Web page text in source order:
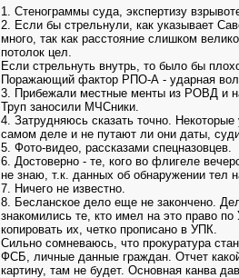
1. Стенограммы суда, экспертизу
2. Если бы стрельнули, как указывает
много, так как расстояние слишком
потолок цел.
Если стрельнуть внутрь, то было бы
Поражающий фактор РПО-А - ударная
3. Прибежали местные менты из РОВД и
Труп заносили МЧСники.
4. Затрудняюсь сказать точно.
самом деле и не путают ли они даты,
5. Фото-видео, рассказами спецназовцев.
6. Достоверно - те, кого во флигеле
не знаю, т.к. данных об обнаружении тел
7. Ничего не известно.
8. Бесланское дело еще не закончено.
знакомились те, кто имел на это право
копировать их, четко прописано в УПК.
Сильно сомневаюсь, что прокуратура
ФСБ, личные данные граждан. Отчет
картину, там не будет. Основная канва